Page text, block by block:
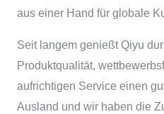
aus einer Hand für globale
Seit langem genießt Qiyu
Produktqualität,
aufrichtigen Service einen
Ausland und wir haben die